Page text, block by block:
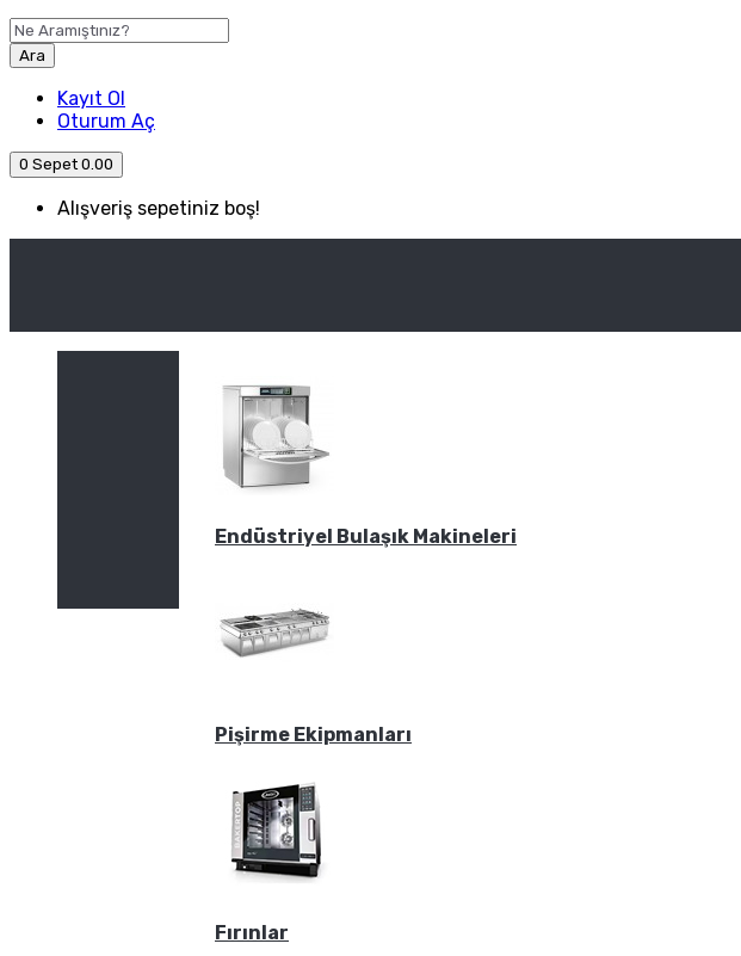
Ara
Kayıt Ol
Oturum Aç
0 Sepet 0.00
Alışveriş sepetiniz boş!
Kategori
Endüstriyel Bulaşık Makineleri
Pişirme Ekipmanları
Fırınlar